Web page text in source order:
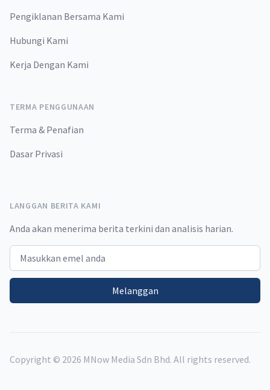
Pengiklanan Bersama Kami
Hubungi Kami
Kerja Dengan Kami
TERMA PENGGUNAAN
Terma & Penafian
Dasar Privasi
LANGGAN BERITA KAMI
Anda akan menerima berita terkini dan analisis harian.
Email address
Melanggan
Copyright © 2026 MNow Media Sdn Bhd. All rights reserved.